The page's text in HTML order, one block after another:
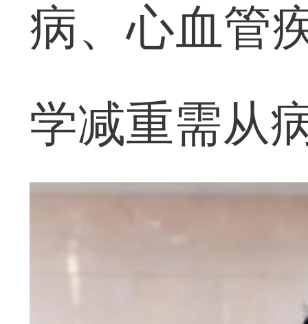
病、心血管
学减重需从